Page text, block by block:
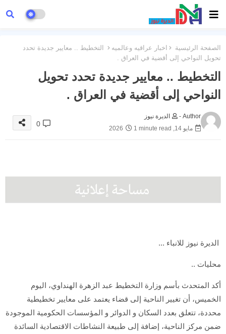
الصفحة الرئيسية اخبار عراقيه وعالميه
التخطيط .. معايير جديدة تحدد
تحويل النواحي إلى أقضية في العراق .
التخطيط .. معايير جديدة تحدد تحويل
النواحي إلى أقضية في العراق .
Author -
الديرة نيوز
مايو 14, 2026
1 minute read
0
الديرة نيوز للانباء ...
محليات ..
أكد المتحدث بأسم وزارة التخطيط عبد الزهرة الهنداوي، اليوم
الخميس، أن تغيير الناحية إلى قضاء يعتمد على معايير تخطيطية
محددة، تتعلق بعدد السكان و الدوائر و المؤسسات الحكومية الموجودة
ضمن مركز الناحية، إضافة إلى طبيعة النشاطات الاقتصادية السائدة